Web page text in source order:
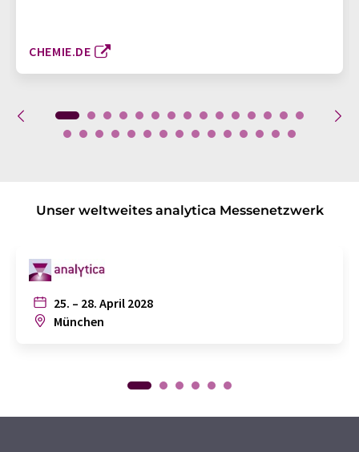
CHEMIE.DE
Unser weltweites analytica Messenetzwerk
25. – 28. April 2028
München